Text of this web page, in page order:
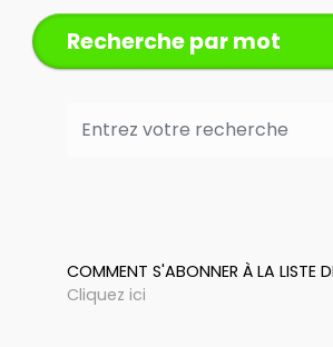
Recherche par mot
COMMENT S'ABONNER À LA LISTE
Cliquez ici